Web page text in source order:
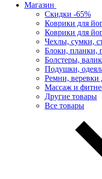
Магазин
Скидки -65%
Коврики для
Коврики для
Чехлы, сумки,
Блоки, планки,
Болстеры,
Подушки,
Ремни, веревки
Массаж и
Другие товары
Все товары